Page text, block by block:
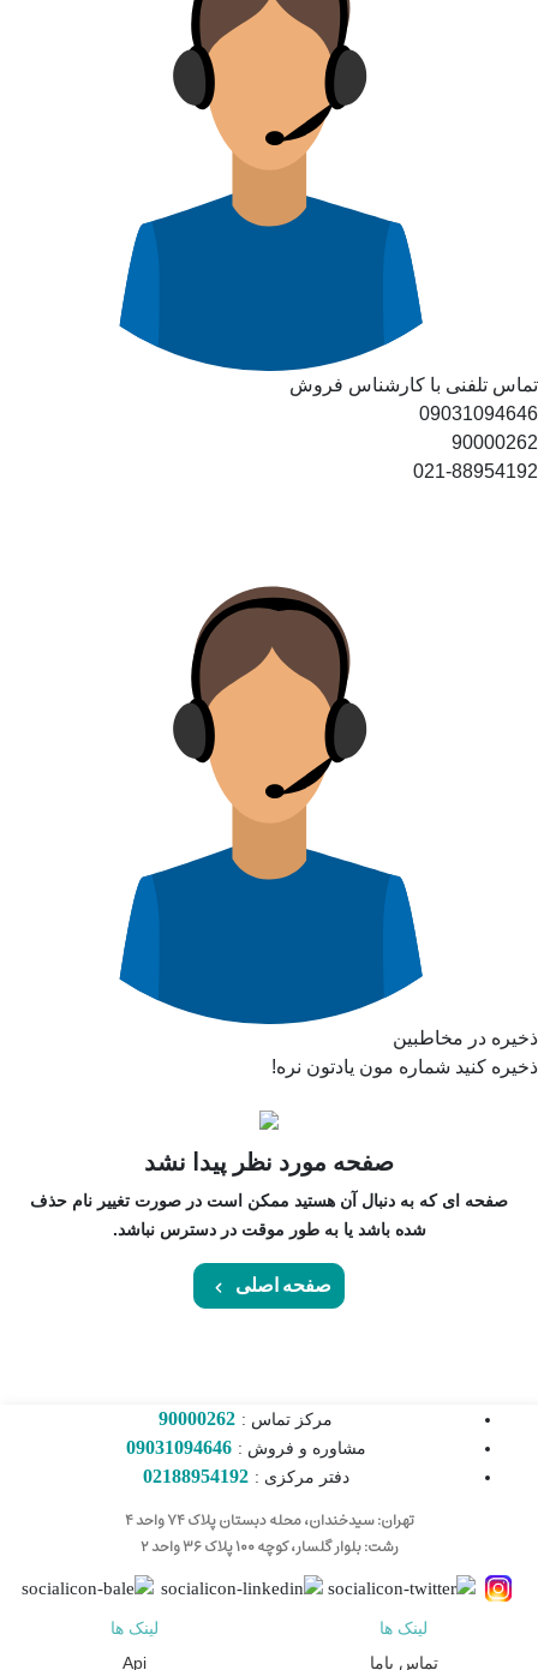
تماس تلفنی با کارشناس فروش
09031094646
90000262
021-88954192
ذخیره در مخاطبین
ذخیره کنید شماره مون یادتون نره!
صفحه مورد نظر پیدا نشد
صفحه ای که به دنبال آن هستید ممکن است در صورت تغییر نام حذف
شده باشد یا به طور موقت در دسترس نباشد.
صفحه اصلی
مرکز تماس : 90000262
مشاوره و فروش : 09031094646
دفتر مرکزی : 02188954192
تهران: سیدخندان، محله دبستان پلاک ۷۴ واحد ۴
رشت: بلوار گلسار، کوچه ۱۰۰ پلاک ۳۶ واحد ۲
لینک ها
تماس باما
لینک ها
Api